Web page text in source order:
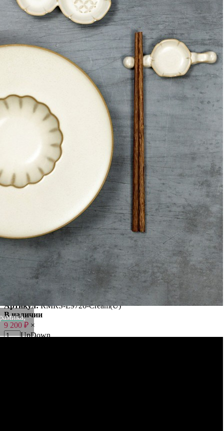
Характеристики
Отзывы0
ROOMERS - это воплощение всего самого лучшего в мире
профессиональной посуды, предметов сервировки,
аксессуаров и декора.
Все коллекции посуды от бренда ROOMERS адаптированы
для использования в ресторанном бизнесе, идеально
сочетаются и гармонично смотрятся в различных концепциях.
Вся посуда ROOMERS выдерживает длительную
интенсивную эксплуатацию. Посуда ROOMERS вдохновляет
рестораторов и шеф-поваров по всему миру. Это уникальный
продукт, наполненный особой атмосферой и обладающий
индивидуальным стилем.
Материал: каменная керамика .
0.77 кг
Диаметр
28 см
Высота
2.3 см
Ширина
каменная керамика
Cream
Категория Посуда
Размеры
28/28/2.3
Бренд
ROOMERS TABLEWARE
Рассказать друзьям!
Купить Тарелка L9726-Cream, 28 см, каменная керамика,
ROOMERS TABLEWARE
Артикул:RMRS-L9726-Cream(U)
В наличии
9 200 ₽ ×
UpDown